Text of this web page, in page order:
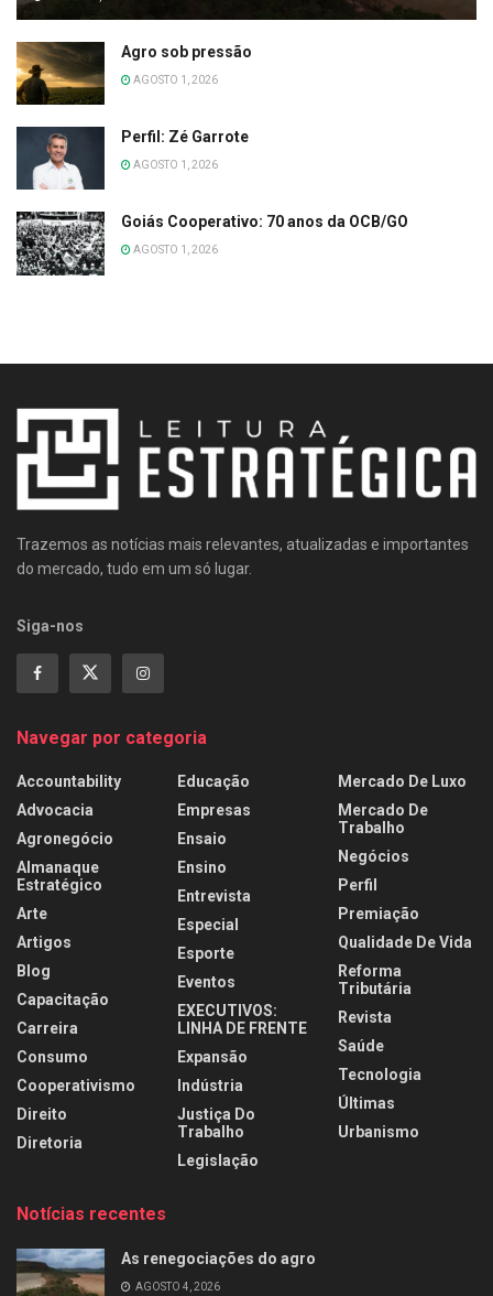
Agro sob pressão
AGOSTO 1, 2026
Perfil: Zé Garrote
AGOSTO 1, 2026
Goiás Cooperativo: 70 anos da OCB/GO
AGOSTO 1, 2026
Trazemos as notícias mais relevantes, atualizadas e importantes
do mercado, tudo em um só lugar.
Siga-nos
Navegar por categoria
Accountability
Advocacia
Agronegócio
Almanaque
Estratégico
Arte
Artigos
Blog
Capacitação
Carreira
Consumo
Cooperativismo
Direito
Diretoria
Educação
Empresas
Ensaio
Ensino
Entrevista
Especial
Esporte
Eventos
EXECUTIVOS:
LINHA DE FRENTE
Expansão
Indústria
Justiça Do
Trabalho
Legislação
Mercado De Luxo
Mercado De
Trabalho
Negócios
Perfil
Premiação
Qualidade De Vida
Reforma
Tributária
Revista
Saúde
Tecnologia
Últimas
Urbanismo
Notícias recentes
As renegociações do agro
AGOSTO 4, 2026